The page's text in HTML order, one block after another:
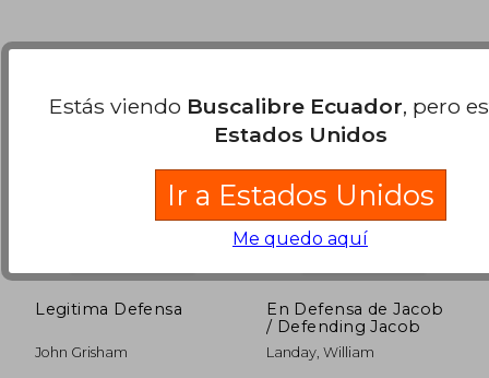
Legitima Defensa
John Grisham
En Defensa de Jacob
/ Defending Jacob
Landay, William
Estás viendo Buscalibre Ecuador, pero
Estados Unidos
Ir a Estados Unidos
Me quedo aquí